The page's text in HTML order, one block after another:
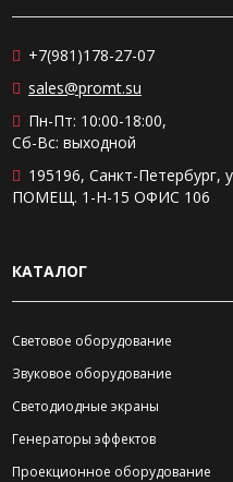
+7(981)178-27-07
sales@promt.su
Пн-Пт: 10:00-18:00,
Сб-Вс: выходной
195196, Санкт-Петербург,
ПОМЕЩ. 1-Н-15 ОФИС 106
КАТАЛОГ
Световое оборудование
Звуковое оборудование
Светодиодные экраны
Генераторы эффектов
Проекционное оборудование